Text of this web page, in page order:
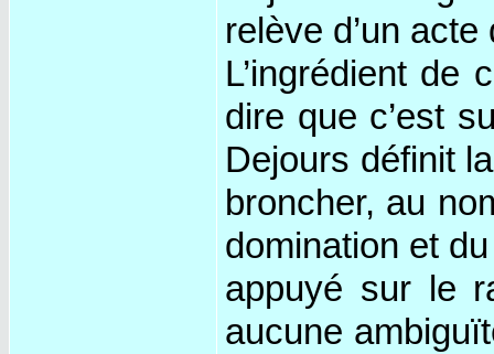
relève d’un
L’ingrédient
dire que c’est
Dejours définit
broncher, au
domination et
appuyé sur le
aucune